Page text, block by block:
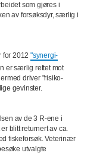
som gjøres i
av forsøksdyr, særlig i
for 2012"synergi-
er særlig rettet mot
driver "risiko-
gevinster.
av de 3 R-ene i
blitt returnert av ca.
fiskeforsøk. Veterinær
utvalgte